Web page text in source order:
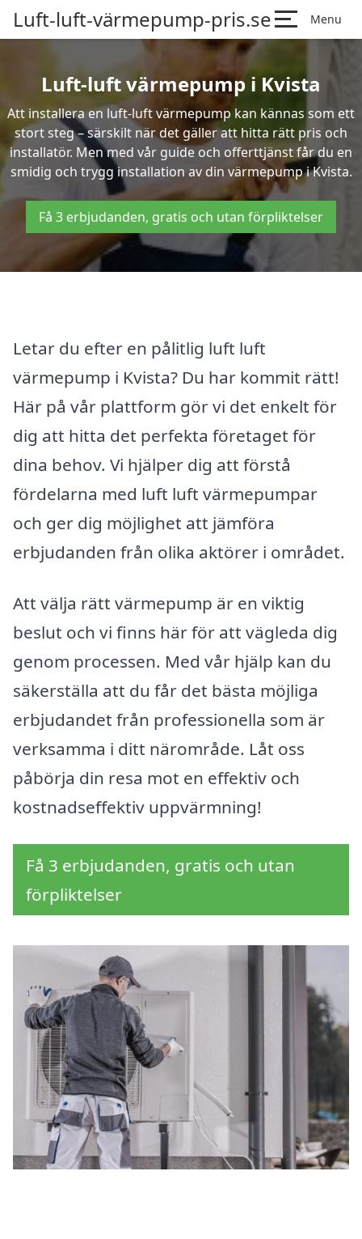
Luft-luft-värmepump-pris.se Menu
Luft-luft värmepump i Kvista
Att installera en luft-luft värmepump kan kännas som ett
stort steg – särskilt när det gäller att hitta rätt pris och
installatör. Men med vår guide och offerttjänst får du en
smidig och trygg installation av din värmepump i Kvista.
Få 3 erbjudanden, gratis och utan förpliktelser
Letar du efter en pålitlig luft luft
värmepump i Kvista? Du har kommit rätt!
Här på vår plattform gör vi det enkelt för
dig att hitta det perfekta företaget för
dina behov. Vi hjälper dig att förstå
fördelarna med luft luft värmepumpar
och ger dig möjlighet att jämföra
erbjudanden från olika aktörer i området.
Att välja rätt värmepump är en viktig
beslut och vi finns här för att vägleda dig
genom processen. Med vår hjälp kan du
säkerställa att du får det bästa möjliga
erbjudandet från professionella som är
verksamma i ditt närområde. Låt oss
påbörja din resa mot en effektiv och
kostnadseffektiv uppvärmning!
Få 3 erbjudanden, gratis och utan
förpliktelser